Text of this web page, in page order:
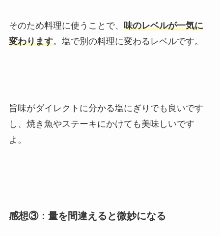
そのため料理に使うことで、 味のレベルが一気に
変わります。塩で別の料理に変わるレベルです。
旨味がダイレクトに分かる塩にぎりでも良いです
し、焼き魚やステーキにかけても美味しいです
よ。
感想③：量を間違えると微妙になる